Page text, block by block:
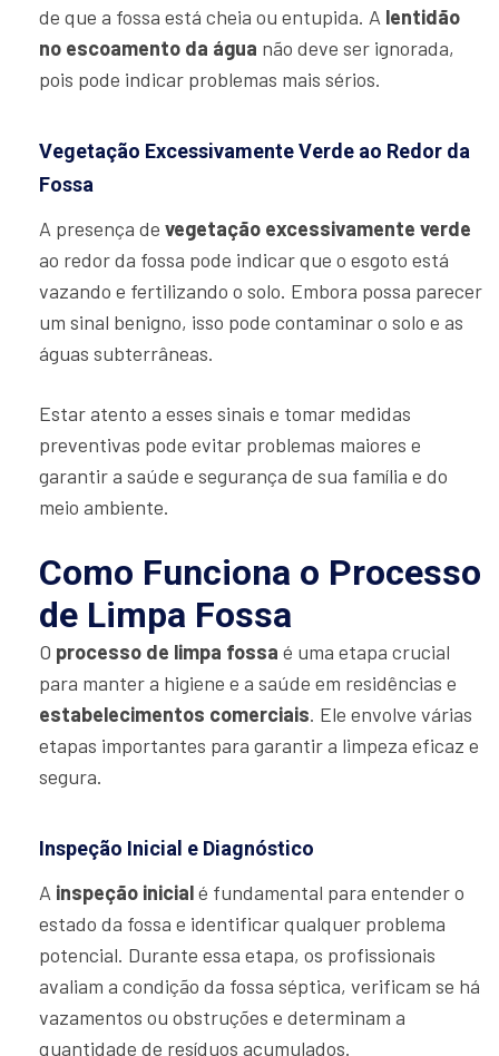
de que a fossa está cheia ou entupida. A lentidão
no escoamento da água não deve ser ignorada,
pois pode indicar problemas mais sérios.
Vegetação Excessivamente Verde ao Redor da
Fossa
A presença de vegetação excessivamente verde
ao redor da fossa pode indicar que o esgoto está
vazando e fertilizando o solo. Embora possa parecer
um sinal benigno, isso pode contaminar o solo e as
águas subterrâneas.
Estar atento a esses sinais e tomar medidas
preventivas pode evitar problemas maiores e
garantir a saúde e segurança de sua família e do
meio ambiente.
Como Funciona o Processo
de Limpa Fossa
O processo de limpa fossa é uma etapa crucial
para manter a higiene e a saúde em residências e
estabelecimentos comerciais. Ele envolve várias
etapas importantes para garantir a limpeza eficaz e
segura.
Inspeção Inicial e Diagnóstico
A inspeção inicialé fundamental para entender o
estado da fossa e identificar qualquer problema
potencial. Durante essa etapa, os profissionais
avaliam a condição da fossa séptica, verificam se há
vazamentos ou obstruções e determinam a
quantidade de resíduos acumulados.